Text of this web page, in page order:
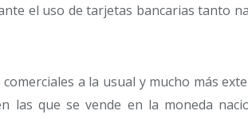
el uso de tarjetas bancarias tanto
a la usual y mucho más
las que se vende en la moneda